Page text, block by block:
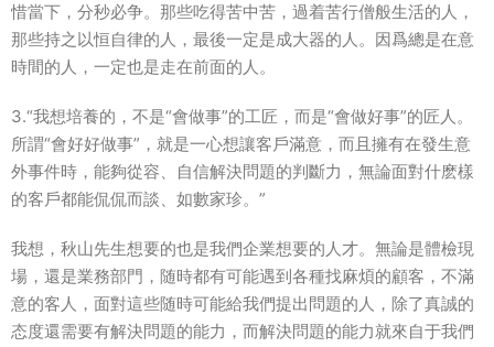
惜當下，分秒必争。那些吃得苦中苦，過着苦行僧般生活的人，
那些持之以恒自律的人，最後一定是成大器的人。因爲總是在意
時間的人，一定也是走在前面的人。
3.“我想培養的，不是“會做事”的工匠，而是“會做好事”的匠人。
所謂“會好好做事”，就是一心想讓客戶滿意，而且擁有在發生意
外事件時，能夠從容、自信解決問題的判斷力，無論面對什麽樣
的客戶都能侃侃而談、如數家珍。”
我想，秋山先生想要的也是我們企業想要的人才。無論是體檢現
場，還是業務部門，随時都有可能遇到各種找麻煩的顧客，不滿
意的客人，面對這些随時可能給我們提出問題的人，除了真誠的
态度還需要有解決問題的能力，而解決問題的能力就來自于我們